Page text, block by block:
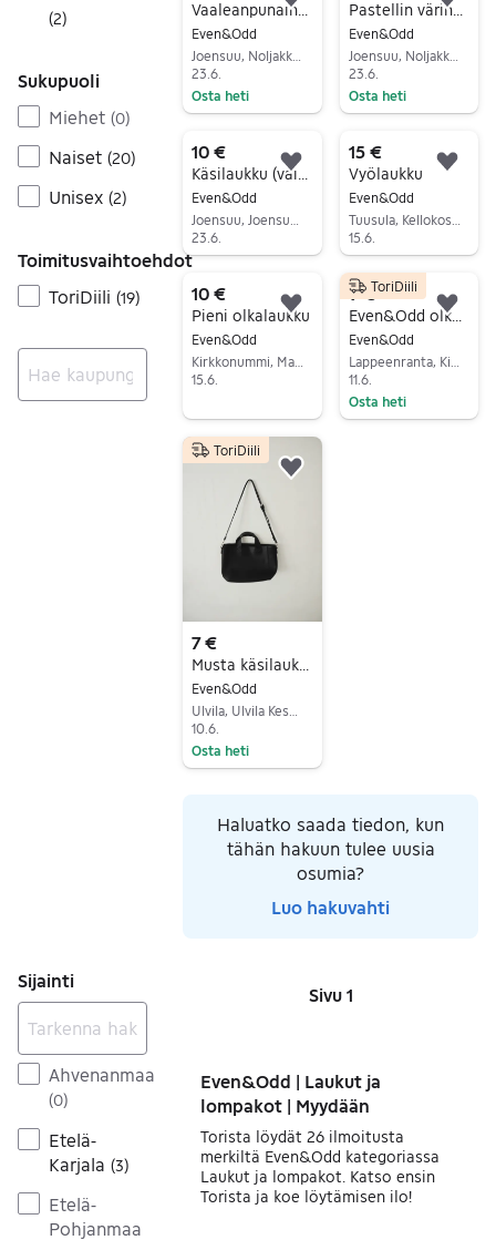
(2)
Sukupuoli
Miehet (0)
Naiset (20)
Unisex (2)
Toimitusvaihtoehdot
ToriDiili (19)
Sijainti
Ahvenanmaa
(0)
Etelä-
Karjala (3)
Etelä-
Pohjanmaa
Even&Odd
23.6.
Osta heti
Lisää suosikiksi. Pastellin värinen käsilaukku
Even&Odd
Joensuu, Noljakka, Pohjois-Karjala
23.6.
Osta heti
10 €
Even&Odd
23.6.
Lisää suosikiksi.
Siirry ilmoitukseen
15 €
Vyölaukku
Even&Odd
15.6.
10 €
Pieni olkalaukku
Even&Odd
15.6.
Lisää suosikiksi.
9 €
Even&Odd olkalaukku kangas naiset
Even&Odd
11.6.
Osta heti
ToriDiili
7 €
Even&Odd
10.6.
Osta heti
ToriDiili
Haluatko saada tiedon, kun
tähän hakuun tulee uusia
osumia?
Luo hakuvahti
Sivut
Sivu 1
Even&Odd | Laukut ja
lompakot | Myydään
Torista löydät 26 ilmoitusta
merkiltä Even&Odd kategoriassa
Laukut ja lompakot. Katso ensin
Torista ja koe löytämisen ilo!